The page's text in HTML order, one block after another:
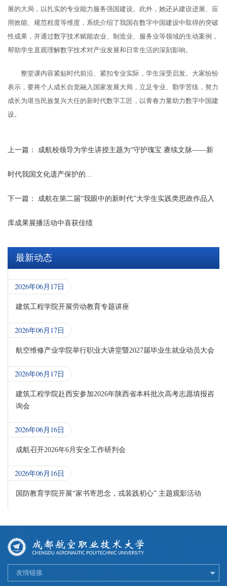
展的大局，以扎实的专业能力服务强国建设。此外，她还从建设进展、应
用效能、规范程度等维度，系统介绍了我国在数字中国建设中取得的突破
性成果，并通过数字技术赋能农业、制造业、服务业等领域的生动案例，
帮助学生直观理解数字技术对产业发展和日常生活的深刻影响。
整堂课内容紧贴时代前沿、紧扣专业实际，学生深受启发。大家纷纷
表示，要将个人成长自觉融入国家发展大局，立足专业、勤学苦练，努力
成长为堪当民族复兴大任的新时代数字工匠，以青春力量助力数字中国建
设。
上一篇： 成航校领导为学生讲授主题为“守护瑰宝 赓续文脉——新
时代我国文化遗产保护的...
下一篇： 成航在第二届“我眼中的新时代”大学生实践类思政作品入
库成果展播活动中喜获佳绩
最新动态
2026年06月17日
建筑工程学院开展劳动教育专题讲座
2026年06月17日
航空维修产业学院举行职业大讲堂暨2027届毕业生就业动员大会
2026年06月17日
建筑工程学院赴西安参加2026年陕西省本科批次高考志愿填报咨
询会
2026年06月16日
成航召开2026年6月安全工作研判会
2026年06月16日
国防教育学院开展“家书寄思念，戎装践初心” 主题观影活动
友情链接